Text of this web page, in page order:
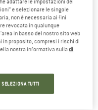
adattare le impostazioni dei
e selezionare le singole
non è necessaria ai fini
revocata in qualunque
in basso del nostro sito web
proposito, compresi i rischi di
nostra informativa sulladi
SELEZIONA TUTTI